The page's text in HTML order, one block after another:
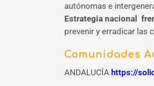
autónomas e
Estrategia nacional
prevenir y erradicar las
Comunidades
ANDALUCÍA https://